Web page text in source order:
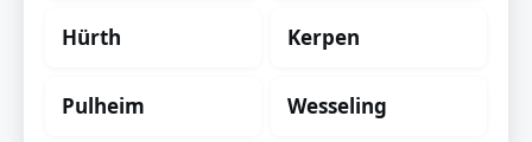
Hürth Kerpen
Pulheim Wesseling